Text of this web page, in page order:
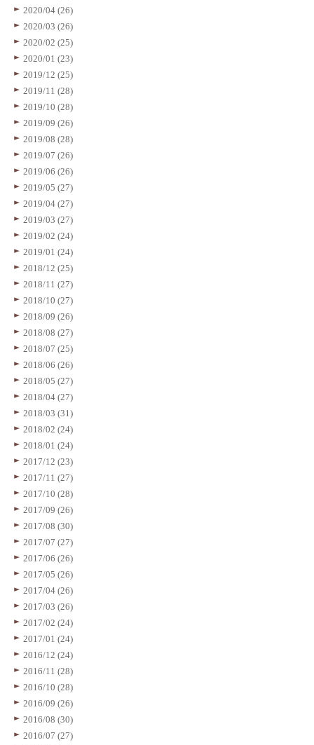
2020/04 (26)
2020/03 (26)
2020/02 (25)
2020/01 (23)
2019/12 (25)
2019/11 (28)
2019/10 (28)
2019/09 (26)
2019/08 (28)
2019/07 (26)
2019/06 (26)
2019/05 (27)
2019/04 (27)
2019/03 (27)
2019/02 (24)
2019/01 (24)
2018/12 (25)
2018/11 (27)
2018/10 (27)
2018/09 (26)
2018/08 (27)
2018/07 (25)
2018/06 (26)
2018/05 (27)
2018/04 (27)
2018/03 (31)
2018/02 (24)
2018/01 (24)
2017/12 (23)
2017/11 (27)
2017/10 (28)
2017/09 (26)
2017/08 (30)
2017/07 (27)
2017/06 (26)
2017/05 (26)
2017/04 (26)
2017/03 (26)
2017/02 (24)
2017/01 (24)
2016/12 (24)
2016/11 (28)
2016/10 (28)
2016/09 (26)
2016/08 (30)
2016/07 (27)